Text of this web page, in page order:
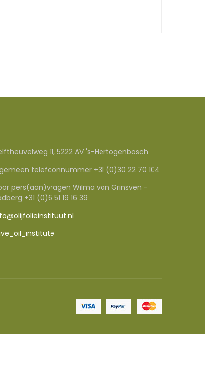
11, 5222 AV 's-Hertogenbosch
telefoonnummer +31 (0)30 22 70 104
pers(aan)vragen Wilma van Grinsven -
+31 (0)6 51 19 16 39